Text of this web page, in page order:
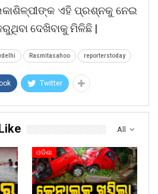
ଏହି ପ୍ରଶ୍ନକୁ ନେଇ
ଦେଖିବାକୁ ମିଳିଛି |
Rasmitasahoo reporterstoday
Twitter
All
ଓଡିଶା